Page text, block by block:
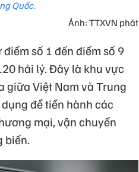
Quốc.
Ảnh: TTXVN phát
số 1 đến điểm số 9
hải lý. Đây là khu vực
giữa Việt Nam và Trung
để tiến hành các
mại, vận chuyển
biển.